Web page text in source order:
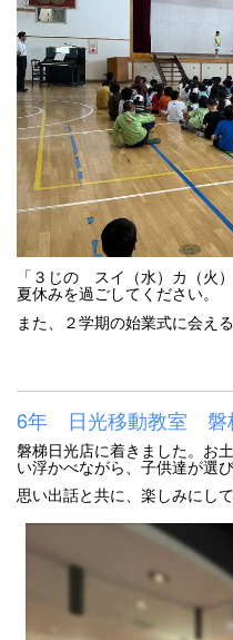
「３じの スイ（水）カ（火
夏休みを過ごしてください。
また、２学期の始業式に会え
6年 日光移動教室 磐
磐梯日光店に着きました。お
い浮かべながら、子供達が選び
思い出話と共に、楽しみにし